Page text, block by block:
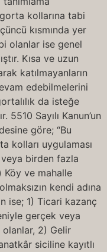
kollarına tabi
kısmında yer
olanlar ise genel
Kısa ve uzun
katılmayanların
edebilmelerini
da isteğe
5510 Sayılı Kanun’un
göre; “Bu
kolları uygulaması
birden fazla
Köy ve mahalle
kendi adına
ise; 1) Ticari kazanç
gerçek veya
2) Gelir
siciline kayıtlı